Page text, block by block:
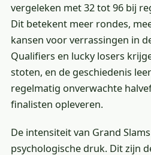
vergeleken met 32 tot 96 bij
Dit betekent meer rondes,
kansen voor verrassingen in
Qualifiers en lucky losers
stoten, en de geschiedenis
regelmatig onverwachte
finalisten opleveren.
De intensiteit van Grand
psychologische druk. Dit zijn